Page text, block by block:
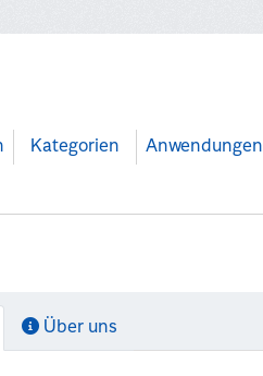
Kategorien Anwendungen
Über uns